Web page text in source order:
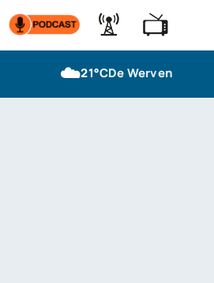
☁️21°CDe Werven